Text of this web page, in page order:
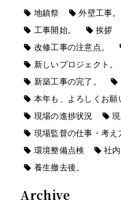
地鎮祭
外壁工事。
工事開始。
挨拶
改修工事の注意点。
新しいプロジェクト。
新築工事の完了。
本年も、よろしくお願
現場の進捗状況
現場監督の仕事・考え
環境整備点検
社
養生撤去後。
Archive